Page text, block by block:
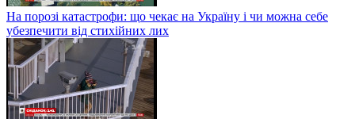
На порозі катастрофи: що чекає на Україну і чи можна себе
убезпечити від стихійних лих